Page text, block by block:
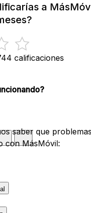
a
calificaciones
saber que
con MásMóvil: